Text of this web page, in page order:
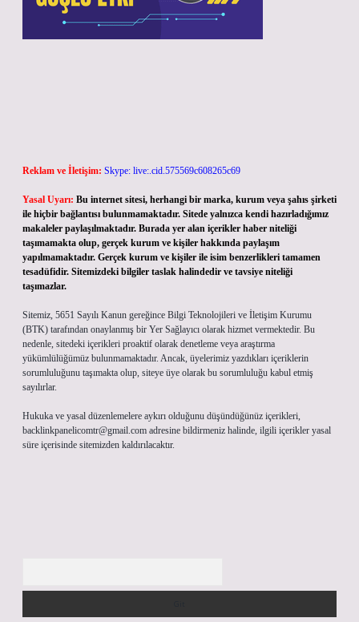
Reklam ve İletişim: Skype: live:.cid.575569c608265c69
Yasal Uyarı: Bu internet sitesi, herhangi bir marka, kurum veya şahıs şirketi
ile hiçbir bağlantısı bulunmamaktadır. Sitede yalnızca kendi hazırladığımız
makaleler paylaşılmaktadır. Burada yer alan içerikler haber niteliği
taşımamakta olup, gerçek kurum ve kişiler hakkında paylaşım
yapılmamaktadır. Gerçek kurum ve kişiler ile isim benzerlikleri tamamen
tesadüfidir. Sitemizdeki bilgiler taslak halindedir ve tavsiye niteliği
taşımazlar.
Sitemiz, 5651 Sayılı Kanun gereğince Bilgi Teknolojileri ve İletişim Kurumu
(BTK) tarafından onaylanmış bir Yer Sağlayıcı olarak hizmet vermektedir. Bu
nedenle, sitedeki içerikleri proaktif olarak denetleme veya araştırma
yükümlülüğümüz bulunmamaktadır. Ancak, üyelerimiz yazdıkları içeriklerin
sorumluluğunu taşımakta olup, siteye üye olarak bu sorumluluğu kabul etmiş
sayılırlar.
Hukuka ve yasal düzenlemelere aykırı olduğunu düşündüğünüz içerikleri,
backlinkpanelicomtr@gmail.com adresine bildirmeniz halinde, ilgili içerikler yasal
süre içerisinde sitemizden kaldırılacaktır.